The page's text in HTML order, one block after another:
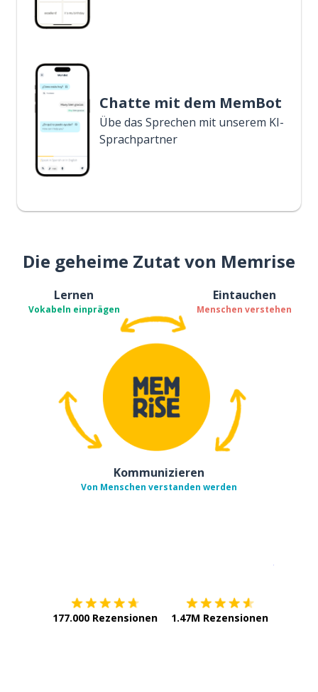
Chatte mit dem MemBot
Übe das Sprechen mit unserem KI-
Sprachpartner
Die geheime Zutat von Memrise
Lernen
Vokabeln einprägen
Eintauchen
Menschen verstehen
Kommunizieren
Von Menschen verstanden werden
177.000 Rezensionen 1.47M Rezensionen